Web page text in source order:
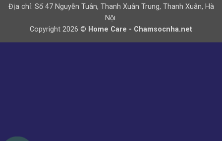
Địa chỉ: Số 47 Nguyễn Tuân, Thanh Xuân Trung, Thanh Xuân, Hà
Nội.
Copyright 2026 © Home Care - Chamsocnha.net